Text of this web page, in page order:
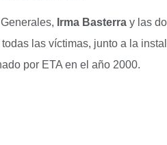
Irma Basterra y las
las víctimas, junto a la
por ETA en el año 2000.